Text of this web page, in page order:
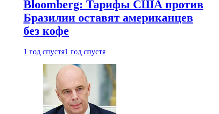
Bloomberg: Тарифы США против
Бразилии оставят американцев
без кофе
1 год спустя1 год спустя